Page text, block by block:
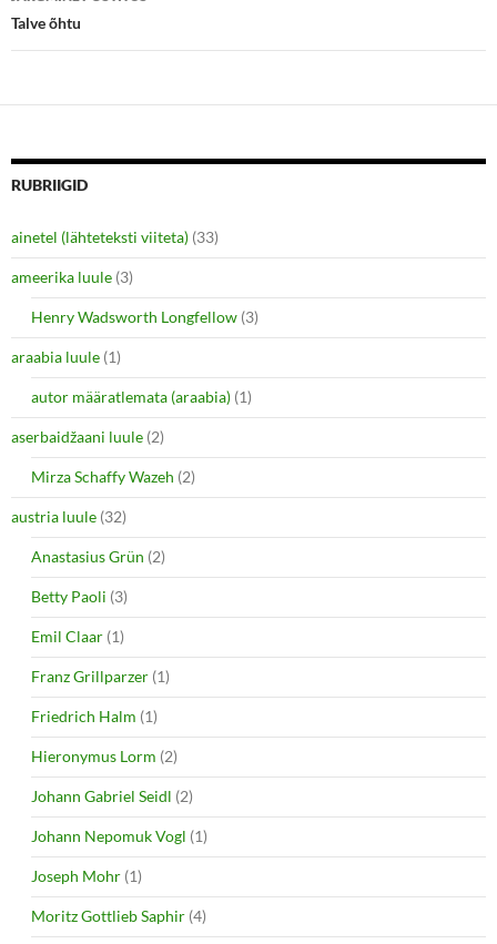
e
w
w
o
w
d
Talve õhtu
RUBRIIGID
ainetel (lähteteksti viiteta) (33)
ameerika luule (3)
Henry Wadsworth Longfellow (3)
araabia luule (1)
autor määratlemata (araabia) (1)
aserbaidžaani luule (2)
Mirza Schaffy Wazeh (2)
austria luule (32)
Anastasius Grün (2)
Betty Paoli (3)
Emil Claar (1)
Franz Grillparzer (1)
Friedrich Halm (1)
Hieronymus Lorm (2)
Johann Gabriel Seidl (2)
Johann Nepomuk Vogl (1)
Joseph Mohr (1)
Moritz Gottlieb Saphir (4)